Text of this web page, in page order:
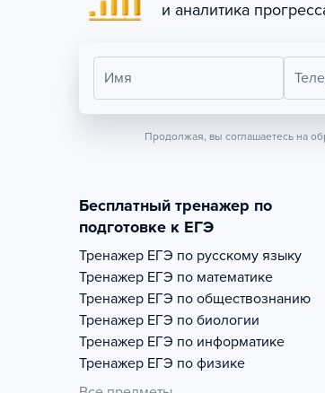
и аналитика
Имя
Продолжая, вы соглашаетесь на
Бесплатный тренажер по
подготовке к ЕГЭ
Тренажер ЕГЭ по русскому языку
Тренажер ЕГЭ по математике
Тренажер ЕГЭ по обществознанию
Тренажер ЕГЭ по биологии
Тренажер ЕГЭ по информатике
Тренажер ЕГЭ по физике